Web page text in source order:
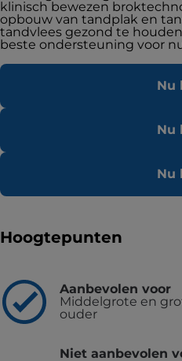
klinisch bewezen
opbouw van tandplak en
tandvlees gezond te
beste ondersteuning voor
Nu
Nu
Nu
Hoogtepunten
Aanbevolen voor
Middelgrote en
ouder
Niet aanbevolen